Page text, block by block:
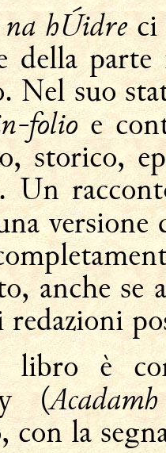
hÚidreci
della parte
Nel suo
folio e
storico,
Un
versione
anche
è
(
con la